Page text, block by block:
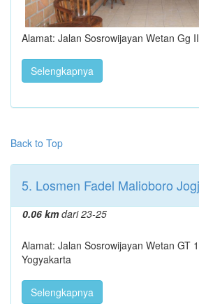
Alamat: Jalan Sosrowijayan Wetan Gg
Selengkapnya
Back to Top
5. Losmen Fadel Malioboro
0.06 kmdari 23-25
Alamat: Jalan Sosrowijayan Wetan GT
Yogyakarta
Selengkapnya